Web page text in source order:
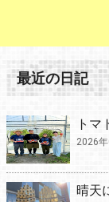
最近の日記
トマ
2026
晴天